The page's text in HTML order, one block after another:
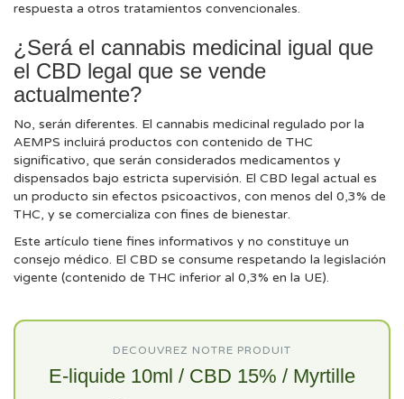
respuesta a otros tratamientos convencionales.
¿Será el cannabis medicinal igual que
el CBD legal que se vende
actualmente?
No, serán diferentes. El cannabis medicinal regulado por la
AEMPS incluirá productos con contenido de THC
significativo, que serán considerados medicamentos y
dispensados bajo estricta supervisión. El CBD legal actual es
un producto sin efectos psicoactivos, con menos del 0,3% de
THC, y se comercializa con fines de bienestar.
Este artículo tiene fines informativos y no constituye un
consejo médico. El CBD se consume respetando la legislación
vigente (contenido de THC inferior al 0,3% en la UE).
DECOUVREZ NOTRE PRODUIT
E-liquide 10ml / CBD 15% / Myrtille